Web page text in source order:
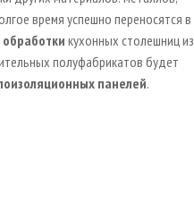
время успешно переносятся в
обработки кухонных столешниц из
полуфабрикатов будет
панелей.